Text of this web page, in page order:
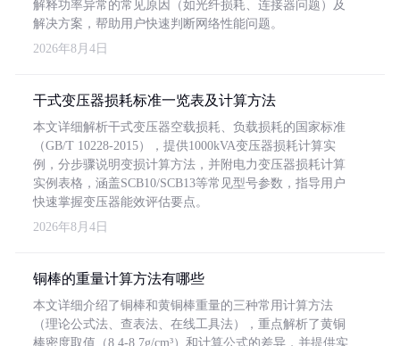
解释功率异常的常见原因（如光纤损耗、连接器问题）及
解决方案，帮助用户快速判断网络性能问题。
2026年8月4日
干式变压器损耗标准一览表及计算方法
本文详细解析干式变压器空载损耗、负载损耗的国家标准
（GB/T 10228-2015），提供1000kVA变压器损耗计算实
例，分步骤说明变损计算方法，并附电力变压器损耗计算
实例表格，涵盖SCB10/SCB13等常见型号参数，指导用户
快速掌握变压器能效评估要点。
2026年8月4日
铜棒的重量计算方法有哪些
本文详细介绍了铜棒和黄铜棒重量的三种常用计算方法
（理论公式法、查表法、在线工具法），重点解析了黄铜
棒密度取值（8.4-8.7g/cm³）和计算公式的差异，并提供实